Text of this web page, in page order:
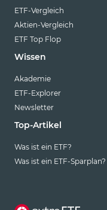
ETF-Vergleich
Aktien-Vergleich
ETF Top Flop
Wissen
Akademie
ETF-Explorer
Newsletter
Top-Artikel
Was ist ein ETF?
Was ist ein ETF-Sparplan?